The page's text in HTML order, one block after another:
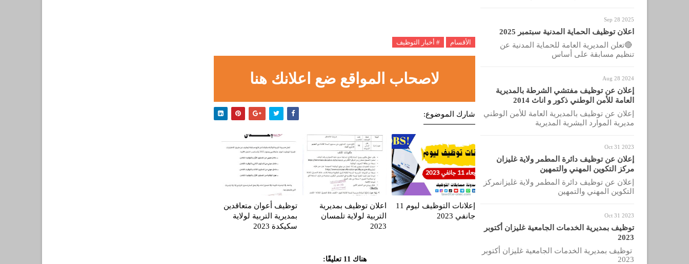
Sep 28 2025
اعلان توظيف الحماية المدنية سبتمبر 2025
🔴تعلن المديرية العامة للحماية المدنية عن
تنظيم مسابقة على أساس
Aug 28 2024
إعلان عن توظيف مفتشي الشرطة بالمديرية
العامة للأمن الوطني ذكور و اناث 2014
إعلان عن توظيف بالمديرية العامة للأمن الوطني
مديرية الموارد البشرية المديرية
Oct 31 2023
إعلان عن توظيف دائرة المطمر ولاية غليزان
مركز التكوين المهني والتمهين
إعلان عن توظيف دائرة المطمر ولاية غليزانمركز
التكوين المهني والتمهين
Oct 31 2023
توظيف بمديرية الخدمات الجامعية غليزان أكتوبر
2023
توظيف بمديرية الخدمات الجامعية غليزان أكتوبر
2023
الأقسام # أخبار التوظيف
لاصحاب المواقع ضع اعلانك هنا
شارك الموضوع:
إعلانات التوظيف ليوم 11
جانفي 2023
اعلان توظيف بمديرية
التربية لولاية تلمسان
2023
توظيف أعوان متعاقدين
بمديرية التربية لولاية
سكيكدة 2023
هناك 11 تعليقًا: